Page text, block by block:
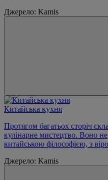
Джерело: Kamis
Китайська кухня
Протягом багатьох сторіч
кулінарне мистецтво. Воно
китайською філософією, з
Джерело: Kamis